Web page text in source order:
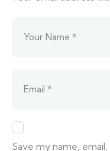
Save my name,